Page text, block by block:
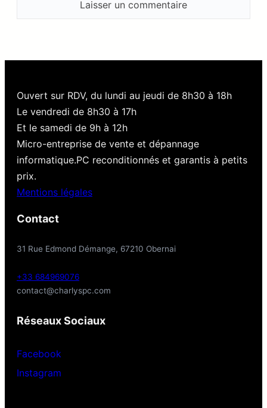
Ouvert sur RDV, du lundi au jeudi de 8h30 à 18h
Le vendredi de 8h30 à 17h
Et le samedi de 9h à 12h
Micro-entreprise de vente et dépannage
informatique.PC reconditionnés et garantis à petits
prix.
Mentions légales
Contact
31 Rue Edmond Démange, 67210 Obernai
+33 684969076
contact@charlyspc.com
Réseaux Sociaux
Facebook
Instagram